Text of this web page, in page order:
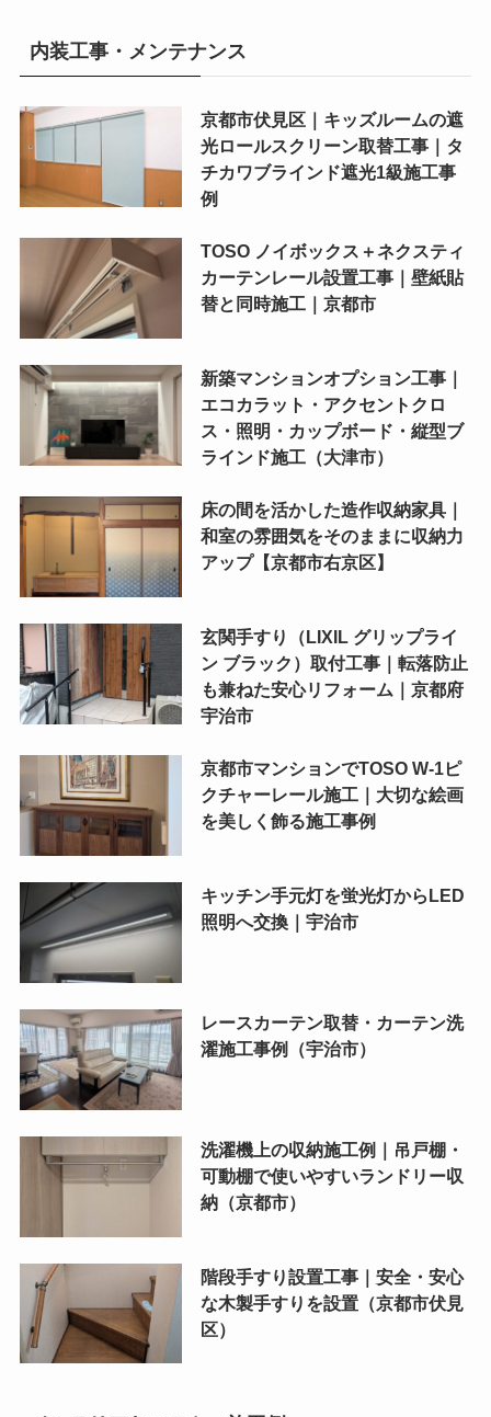
内装工事・メンテナンス
京都市伏見区｜キッズルームの遮
光ロールスクリーン取替工事｜タ
チカワブラインド遮光1級施工事
例
TOSO ノイボックス＋ネクスティ
カーテンレール設置工事｜壁紙貼
替と同時施工｜京都市
新築マンションオプション工事｜
エコカラット・アクセントクロ
ス・照明・カップボード・縦型ブ
ラインド施工（大津市）
床の間を活かした造作収納家具｜
和室の雰囲気をそのままに収納力
アップ【京都市右京区】
玄関手すり（LIXIL グリップライ
ン ブラック）取付工事｜転落防止
も兼ねた安心リフォーム｜京都府
宇治市
京都市マンションでTOSO W-1ピ
クチャーレール施工｜大切な絵画
を美しく飾る施工事例
キッチン手元灯を蛍光灯からLED
照明へ交換｜宇治市
レースカーテン取替・カーテン洗
濯施工事例（宇治市）
洗濯機上の収納施工例｜吊戸棚・
可動棚で使いやすいランドリー収
納（京都市）
階段手すり設置工事｜安全・安心
な木製手すりを設置（京都市伏見
区）